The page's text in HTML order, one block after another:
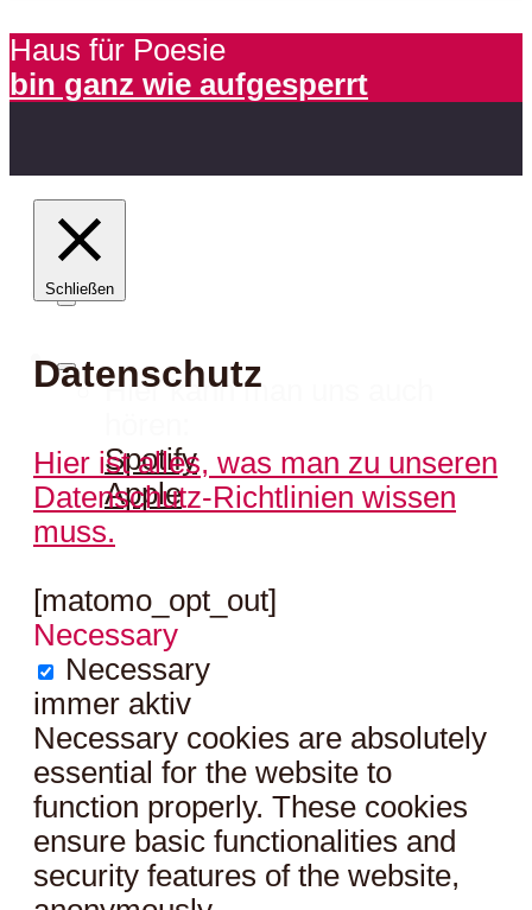
Haus für Poesie
bin ganz wie aufgesperrt
Hier kann man uns auch
Spotify
Apple
Schließen
Datenschutz
Hier ist alles, was man zu unseren
Datenschutz-Richtlinien wissen
muss.
[matomo_opt_out]
Necessary
Necessary
immer aktiv
Necessary cookies are absolutely
essential for the website to
function properly. These cookies
ensure basic functionalities and
security features of the website,